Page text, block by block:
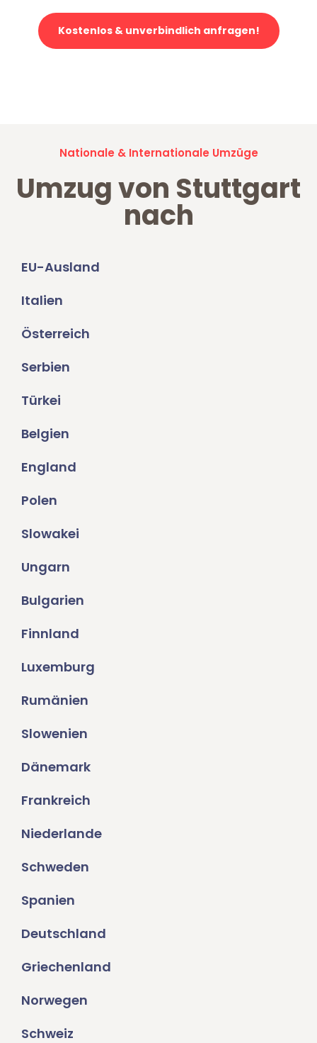
Kostenlos & unverbindlich anfragen!
Nationale & Internationale Umzüge
Umzug von Stuttgart
nach
EU-Ausland
Italien
Österreich
Serbien
Türkei
Belgien
England
Polen
Slowakei
Ungarn
Bulgarien
Finnland
Luxemburg
Rumänien
Slowenien
Dänemark
Frankreich
Niederlande
Schweden
Spanien
Deutschland
Griechenland
Norwegen
Schweiz